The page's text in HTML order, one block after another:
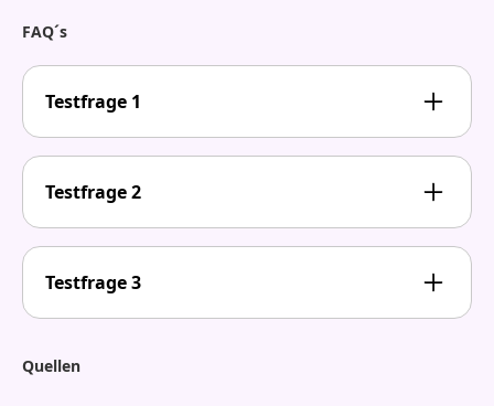
FAQ´s
Testfrage 1
Lorem ipsum dolor sit amet, consetetur
tempor invidunt ut labore et dolore magna
aliquyam erat, sed diam voluptua.
Testfrage 2
Lorem ipsum dolor sit amet, consetetur
tempor invidunt ut labore et dolore magna
aliquyam erat, sed diam voluptua.
Testfrage 3
sadipscing elitr, sed diam nonumy eirmod
Quellen